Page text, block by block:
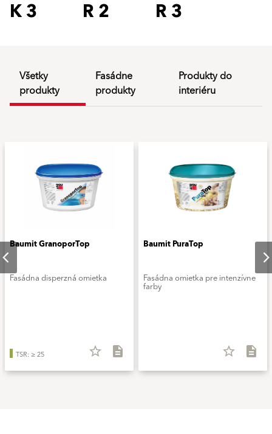
K 3 R 2 R 3
Všetky
produkty
Fasádne
produkty
Produkty do
interiéru
Baumit GranoporTop
Fasádna disperzná omietka
TSR: ≥ 25 star_border description
Baumit PuraTop
Fasádna omietka pre intenzívne
farby
star_border description